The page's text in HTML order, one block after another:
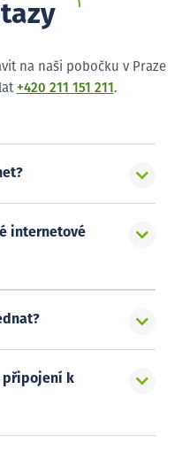
na naši pobočku v Praze
+420 211 151 211 .
internetové
připojení k